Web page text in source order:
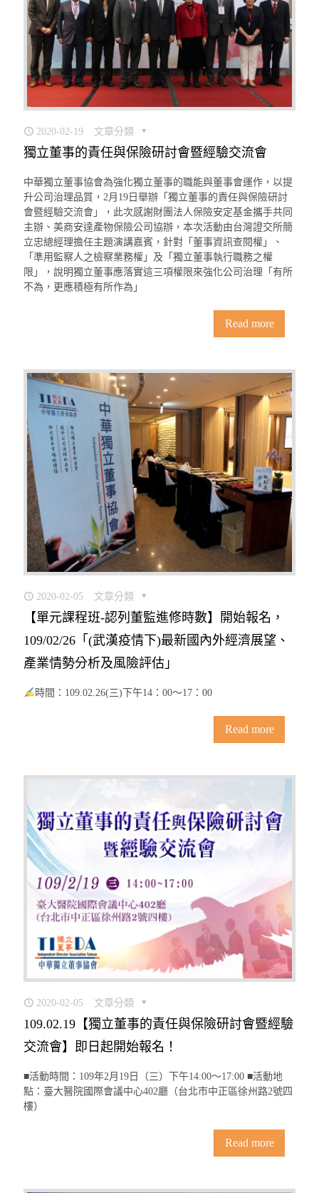
2020-02-19 文章分類
獨立董事的責任與保險研討會暨經驗交流會
中華獨立董事協會為強化獨立董事的職能與董事會運作，以提
升公司治理品質，2月19日舉辦「獨立董事的責任與保險研討
會暨經驗交流會」，此次感謝財團法人保險安定基金攜手共同
主辦、美商安達產物保險公司協辦，本次活動由台灣證交所簡
立忠總經理擔任主題演講嘉賓，針對「董事資訊查閱權」、
「準用監察人之檢察業務權」及「獨立董事執行職務之權
限」，說明獨立董事應落實這三項權限來強化公司治理「有所
不為，更應積極有所作為」
Read more
2020-02-05 文章分類
【單元課程班-認列董監進修時數】開始報名，
109/02/26「(武漢疫情下)最新國內外經濟展望、
產業情勢分析及風險評估」
時間：109.02.26(三)下午14：00〜17：00
Read more
2020-02-05 文章分類
109.02.19【獨立董事的責任與保險研討會暨經驗
交流會】即日起開始報名！
■活動時間：109年2月19日（三）下午14:00〜17:00 ■活動地
點：臺大醫院國際會議中心402廳（台北市中正區徐州路2號四
樓）
Read more